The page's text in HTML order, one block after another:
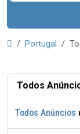
Portugal
Todos
Todos Anúncios